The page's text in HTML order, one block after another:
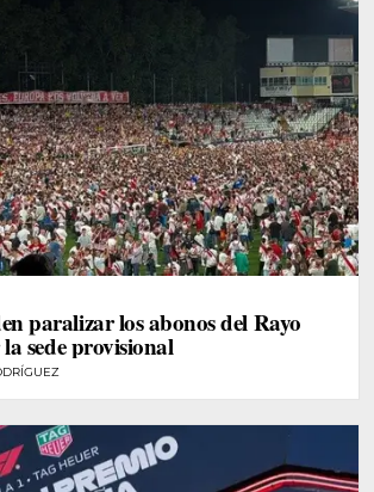
paralizar los abonos del Rayo
sede provisional